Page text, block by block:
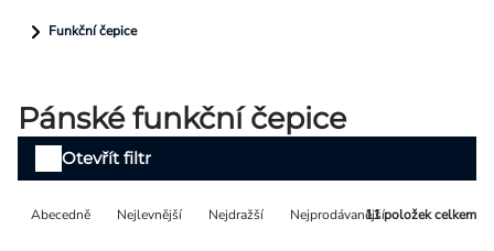
Dámské
Pánské
Kolekce
Dárkové poukazy
Funkční čepice
Pánské funkční čepice
Řazení
Abecedně Nejlevnější Nejdražší Nejprodávanější
11položek celkem
Otevřít filtr
Výpis
produktů